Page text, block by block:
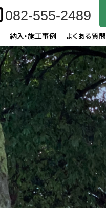
082-555-2489
納入・施工事例 よくある質問